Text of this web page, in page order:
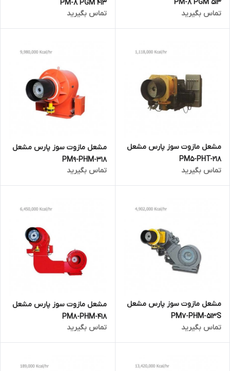
PM-8 PGM 513
تماس بگیرید
PM-8 PGM 413
تماس بگیرید
مشعل مازوت سوز پارس مشعل
PM5-PHT-218
تماس بگیرید
مشعل مازوت سوز پارس مشعل
PM9-PHM-318
تماس بگیرید
مشعل مازوت سوز پارس مشعل
PM7-PHM-513S
تماس بگیرید
مشعل مازوت سوز پارس مشعل
PM8-PHM-418
تماس بگیرید